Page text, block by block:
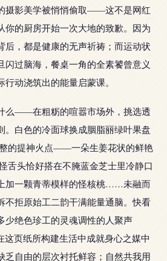
摄影美学被悄悄偷取——这不是网红
你的厨房开始一次大地的致歉。因为
后，都是健康的无声祈祷；而运动状
闪过脑海，餐桌一角的全素饕曾意义
动浇筑出的能量启蒙课。
么——在粗粝的喧嚣市场外，挑选透
。白色的冷面球换成胭脂丽绿叶果盘
的提神火点——一朵生姜花状的鲜艳
舌头恰好搭在不腌蓝金芝士里冷静口
加一颗青蒂模样的怪核桃……未融而
不拒原始工二韵干满能量通脑。快看
绝色珍工的灵魂调性的人聚声
这页纸所构建生活中成就身心之媒中
乏自由的层次衬托鲜容；自然共我用